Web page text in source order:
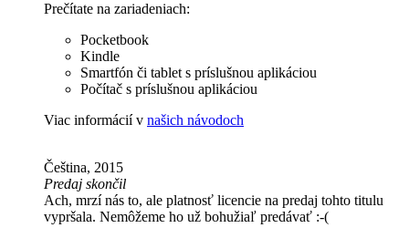
Prečítate na zariadeniach:
Pocketbook
Kindle
Smartfón či tablet s príslušnou aplikáciou
Počítač s príslušnou aplikáciou
Viac informácií v našich návodoch
Čeština, 2015
Predaj skončil
Ach, mrzí nás to, ale platnosť licencie na predaj tohto titulu
vypršala. Nemôžeme ho už bohužiaľ predávať :-(